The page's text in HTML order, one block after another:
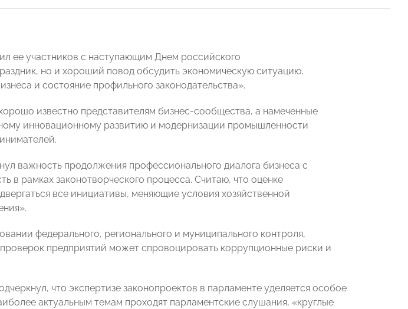
ее участников с наступающим Днем российского
но и хороший повод обсудить экономическую ситуацию,
и состояние профильного законодательства».
известно представителям бизнес-сообщества, а намеченные
инновационному развитию и модернизации промышленности
важность продолжения профессионального диалога бизнеса с
в рамках законотворческого процесса. Считаю, что оценке
все инициативы, меняющие условия хозяйственной
федерального, регионального и муниципального контроля,
предприятий может спровоцировать коррупционные риски и
что экспертизе законопроектов в парламенте уделяется особое
актуальным темам проходят парламентские слушания, «круглые